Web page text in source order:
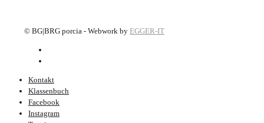
© BG|BRG porcia - Webwork by EGGER-IT
Kontakt
Klassenbuch
Facebook
Instagram